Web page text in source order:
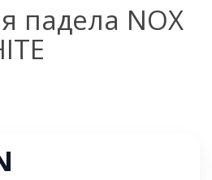
падела NOX